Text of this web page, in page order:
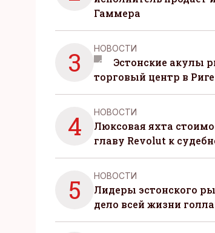
Гаммера
3 НОВОСТИ
Эстонские акулы
торговый центр в Риге
4 НОВОСТИ
Люксовая яхта
главу Revolut к
5 НОВОСТИ
Лидеры эстонского
дело всей жизни